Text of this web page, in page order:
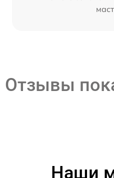
Отзывы
Наши